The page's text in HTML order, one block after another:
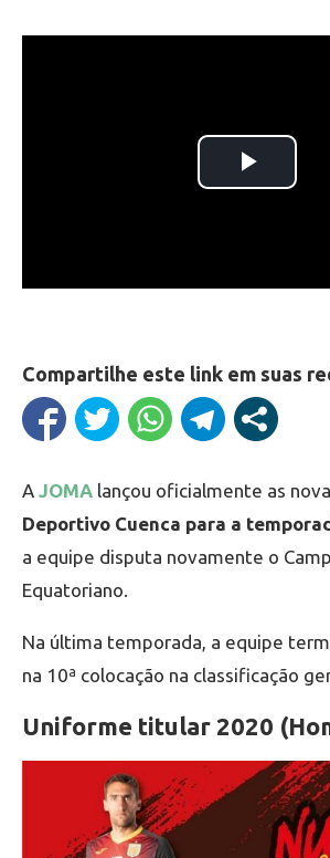
Compartilhe este link em suas
A JOMA lançou oficialmente as
Deportivo Cuenca para a
a equipe disputa novamente o
Equatoriano.
Na última temporada, a equipe
na 10ª colocação na classificação
Uniforme titular 2020